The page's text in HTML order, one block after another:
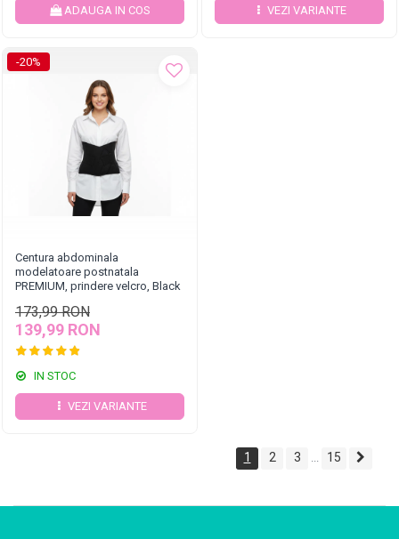
ADAUGA IN COS VEZI VARIANTE
-20%
Centura abdominala
modelatoare postnatala
PREMIUM, prindere velcro, Black
173,99 RON
139,99 RON
IN STOC
VEZI VARIANTE
1 2 3 ... 15